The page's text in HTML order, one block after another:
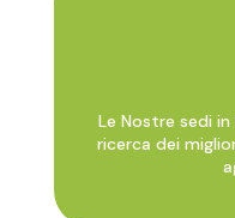
Le Nostre sedi in
ricerca dei